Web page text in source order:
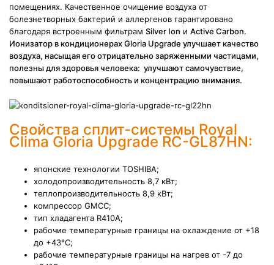
помещениях. Качественное очищение воздуха от
болезнетворных бактерий и аллергенов гарантировано
благодаря встроенным фильтрам Silver Ion и Active Carbon.
Ионизатор в кондиционерах Gloria Upgrade улучшает качество
воздуха, насыщая его отрицательно заряженными частицами,
полезны для здоровья человека: улучшают самочувствие,
повышают работоспособность и концентрацию внимания.
Свойства сплит-системы Royal
Clima Gloria Upgrade RC-GL87HN:
японские технологии TOSHIBA;
холодопроизводительность 8,7 кВт;
теплопроизводительность 8,9 кВт;
компрессор GMCC;
тип хладагента R410A;
рабочие температурные границы на охлаждение от +18
до +43°С;
рабочие температурные границы на нагрев от -7 до